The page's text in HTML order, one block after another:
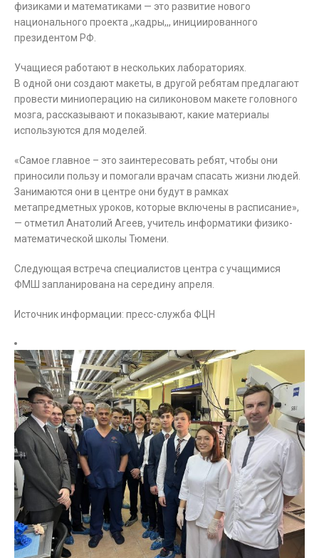
физиками и математиками — это развитие нового
национального проекта ,,кадры,,, инициированного
президентом РФ.
Учащиеся работают в нескольких лабораториях.
В одной они создают макеты, в другой ребятам предлагают
провести миниоперацию на силиконовом макете головного
мозга, рассказывают и показывают, какие материалы
используются для моделей.
«Самое главное – это заинтересовать ребят, чтобы они
приносили пользу и помогали врачам спасать жизни людей.
Занимаются они в центре они будут в рамках
метапредметных уроков, которые включены в расписание»,
— отметил Анатолий Агеев, учитель информатики физико-
математической школы Тюмени.
Следующая встреча специалистов центра с учащимися
ФМШ запланирована на середину апреля.
Источник информации: пресс-служба ФЦН